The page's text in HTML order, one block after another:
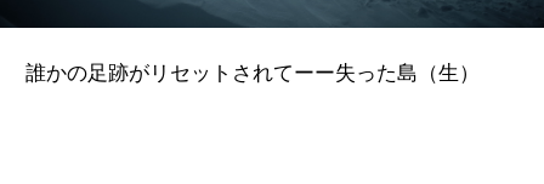
誰かの足跡がリセットされてーー失った島（生）